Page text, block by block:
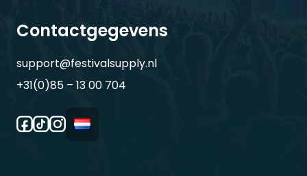
Contactgegevens
support@festivalsupply.nl
+31(0)85 – 13 00 704